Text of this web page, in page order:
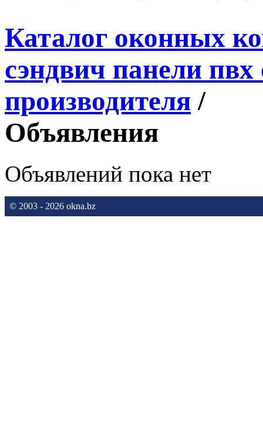
Каталог оконных
сэндвич панели пвх
производителя /
Объявления
Объявлений пока нет
© 2003 - 2026 okna.bz